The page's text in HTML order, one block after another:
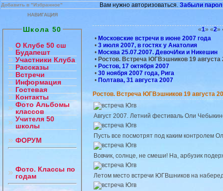
Добавить в "Избранное" Вам нужно авторизоваться. Забыли
НАВИГАЦИЯ
Школа 50
О Клубе 50 сш
Будапешт
Участники Клуба
Рассказы
Встречи
Информация
Гостевая
Контакты
Фото Альбомы
классов
Учителя 50
школы
ФОРУМ
Фото. Классы по
годам
«1» «2»
• Московские встречи в июне 2007 года
• 3 июля 2007, в гостях у Анатолия
• Москва 25.07.2007. ДевочИки и Никешин
• Ростов. Встреча ЮГВэшников 19 августа
• Ростов, 17 октября 2007
• 30 ноября 2007 года, Рига
• Полтава, 31 августа 2007
Ростов. Встреча ЮГВэшников 19 августа
Август 2007. Летний фестиваль Оли
Пусть все посмотрят под каким контролем
Вовчик, солнце, не смеши! На, арбузик
Летом место встречи ЮГВшников на